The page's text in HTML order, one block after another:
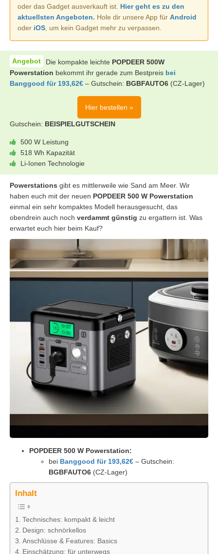
oder das Gadget ausverkauft ist. Hier geht es zu den
aktuellsten Angeboten. Hole dir unsere App für Android
oder iOS , um kein Gadget mehr zu verpassen.
Die kompakte leichte POPDEER 500W
Powerstation bekommt ihr gerade zum Bestpreis bei
Banggood für 193,62€ – Gutschein: BGBFAUTO6 (CZ-Lager)
Hier bestellen »
Gutschein: BEISPIELGUTSCHEIN
500 W Leistung
518 Wh Kapazität
Li-Ionen Technologie
Powerstations gibt es mittlerweile wie Sand am Meer. Wir
haben euch mit der neuen POPDEER 500 W Powerstation
einmal ein sehr kompaktes Modell herausgesucht, das
obendrein auch noch verdammt günstig zu ergattern ist. Was
erwartet euch hier beim Kauf?
POPDEER 500 W Powerstation:
bei Banggood für 193,62€ – Gutschein:
BGBFAUTO6 (CZ-Lager)
Inhalt
Technisches: kompakt & leicht
Design: schnörkellos
Anschlüsse & Features: Basics
Einschätzung: für unterwegs